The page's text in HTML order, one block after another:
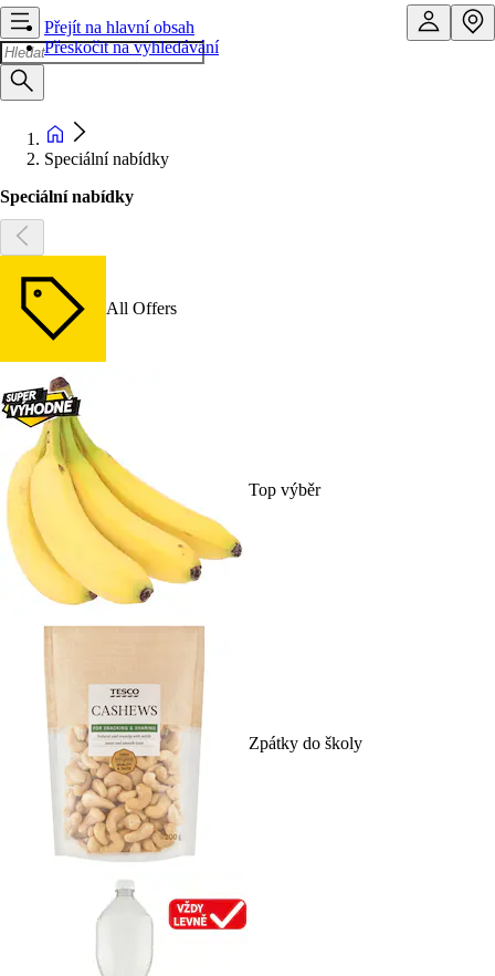
Přejít na hlavní obsah
Přeskočit na vyhledávání
Speciální nabídky
Speciální nabídky
All Offers
Top výběr
Zpátky do školy